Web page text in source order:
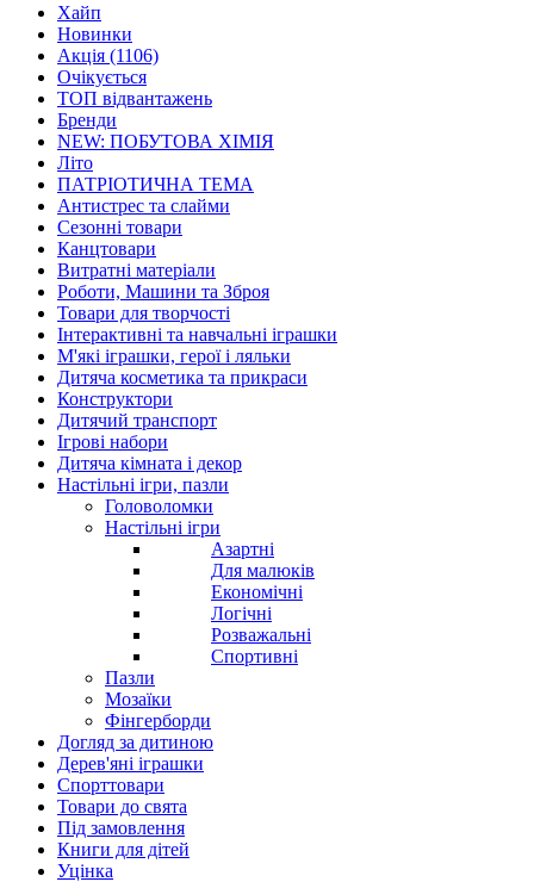
Хайп
Новинки
Акція (1106)
Очікується
ТОП відвантажень
Бренди
NEW: ПОБУТОВА ХІМІЯ
Літо
ПАТРІОТИЧНА ТЕМА
Антистрес та слайми
Сезонні товари
Канцтовари
Витратні матеріали
Роботи, Машини та Зброя
Товари для творчості
Інтерактивні та навчальні іграшки
М'які іграшки, герої і ляльки
Дитяча косметика та прикраси
Конструктори
Дитячий транспорт
Ігрові набори
Дитяча кімната і декор
Настільні ігри, пазли
Головоломки
Настільні ігри
Азартні
Для малюків
Економічні
Логічні
Розважальні
Спортивні
Пазли
Мозаїки
Фінгерборди
Догляд за дитиною
Дерев'яні іграшки
Спорттовари
Товари до свята
Під замовлення
Книги для дітей
Уцінка